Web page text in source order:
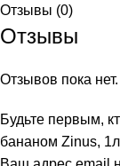
Отзывы (0)
Отзывы
Отзывов пока нет.
Будьте первым,
бананом Zinus,